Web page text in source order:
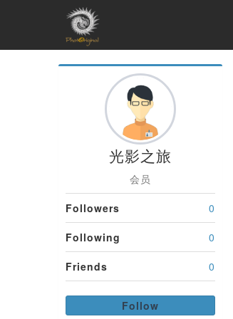
光影之旅
会员
Followers 0
Following 0
Friends 0
Follow